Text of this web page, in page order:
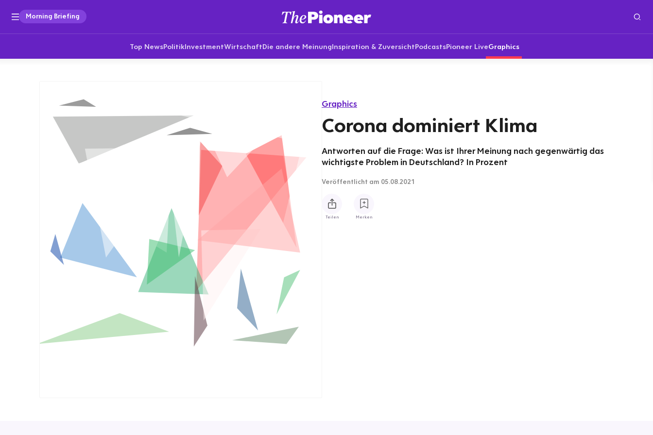
Morning Briefing
Top NewsPolitikInvestmentWirtschaftDie andere MeinungInspiration & ZuversichtPodcastsPioneer LiveGraphics
Graphics
Corona dominiert Klima
Antworten auf die Frage: Was ist Ihrer Meinung nach gegenwärtig das
wichtigste Problem in Deutschland? In Prozent
Veröffentlicht am 05.08.2021
Teilen Merken